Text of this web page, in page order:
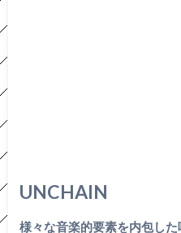
UNCHAIN
様々な音楽的要素を内包し